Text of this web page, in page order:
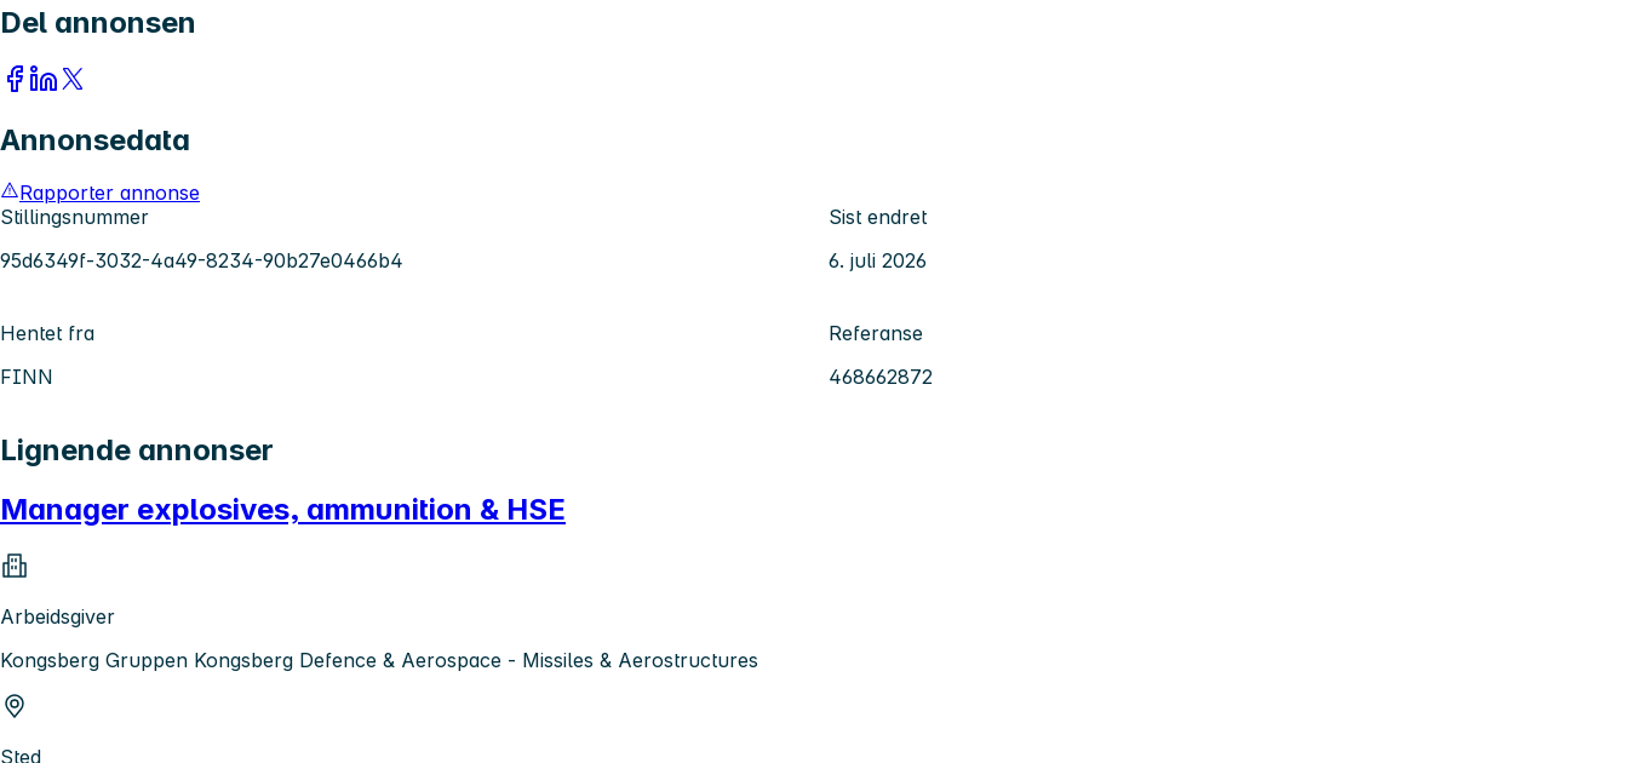
Del annonsen
Annonsedata
Rapporter annonse
Stillingsnummer
95d6349f-3032-4a49-8234-90b27e0466b4
Sist endret
6. juli 2026
Hentet fra
FINN
Referanse
468662872
Lignende annonser
Manager explosives, ammunition & HSE
Arbeidsgiver
Kongsberg Gruppen Kongsberg Defence & Aerospace - Missiles & Aerostructures
Sted